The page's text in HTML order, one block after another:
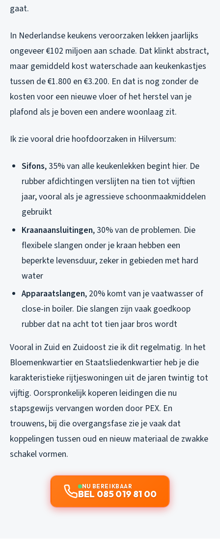
gaat.
In Nederlandse keukens veroorzaken lekken jaarlijks
ongeveer €102 miljoen aan schade. Dat klinkt abstract,
maar gemiddeld kost waterschade aan keukenkastjes
tussen de €1.800 en €3.200. En dat is nog zonder de
kosten voor een nieuwe vloer of het herstel van je
plafond als je boven een andere woonlaag zit.
Ik zie vooral drie hoofdoorzaken in Hilversum:
Sifons, 35% van alle keukenlekken begint hier. De
rubber afdichtingen verslijten na tien tot vijftien
jaar, vooral als je agressieve schoonmaakmiddelen
gebruikt
Kraanaansluitingen, 30% van de problemen. Die
flexibele slangen onder je kraan hebben een
beperkte levensduur, zeker in gebieden met hard
water
Apparaatslangen, 20% komt van je vaatwasser of
close-in boiler. Die slangen zijn vaak goedkoop
rubber dat na acht tot tien jaar bros wordt
Vooral in Zuid en Zuidoost zie ik dit regelmatig. In het
Bloemenkwartier en Staatsliedenkwartier heb je die
karakteristieke rijtjeswoningen uit de jaren twintig tot
vijftig. Oorspronkelijk koperen leidingen die nu
stapsgewijs vervangen worden door PEX. En
trouwens, bij die overgangsfase zie je vaak dat
koppelingen tussen oud en nieuw materiaal de zwakke
schakel vormen.
NU BEREIKBAAR
BEL 085 019 81 00